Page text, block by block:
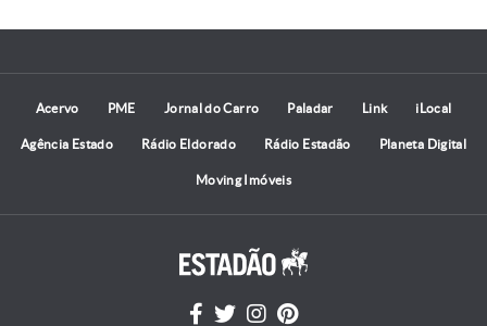
Acervo PME Jornal do Carro Paladar Link iLocal
Agência Estado Rádio Eldorado Rádio Estadão Planeta Digital
Moving Imóveis